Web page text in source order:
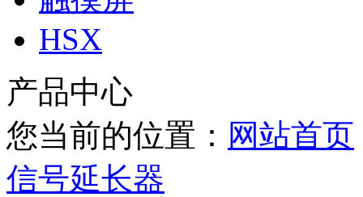
HSX
产品中心
您当前的位置： 网站首页
信号延长器